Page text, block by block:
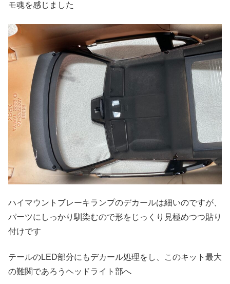
モ魂を感じました
ハイマウントブレーキランプのデカールは細いのですが、
パーツにしっかり馴染むので形をじっくり見極めつつ貼り
付けです
テールのLED部分にもデカール処理をし、このキット最大
の難関であろうヘッドライト部へ